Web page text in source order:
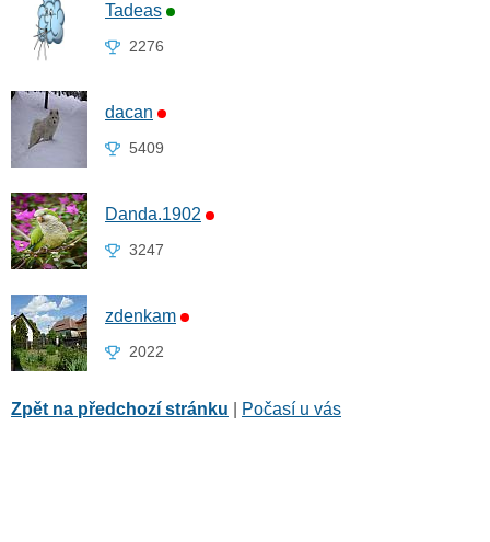
Tadeas
2276
dacan
5409
Danda.1902
3247
zdenkam
2022
Zpět na předchozí stránku Počasí u vás